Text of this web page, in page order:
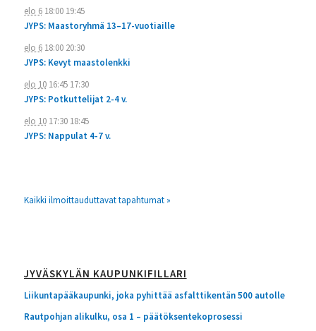
elo 618:00 19:45
JYPS: Maastoryhmä 13–17-vuotiaille
elo 618:00 20:30
JYPS: Kevyt maastolenkki
elo 1016:45 17:30
JYPS: Potkuttelijat 2-4 v.
elo 1017:30 18:45
JYPS: Nappulat 4-7 v.
Kaikki ilmoittauduttavat tapahtumat »
JYVÄSKYLÄN KAUPUNKIFILLARI
Liikuntapääkaupunki, joka pyhittää asfalttikentän 500 autolle
Rautpohjan alikulku, osa 1 – päätöksentekoprosessi